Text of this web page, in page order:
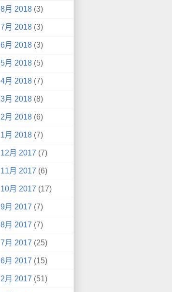
8月 2018 (3)
7月 2018 (3)
6月 2018 (3)
5月 2018 (5)
4月 2018 (7)
3月 2018 (8)
2月 2018 (6)
1月 2018 (7)
12月 2017 (7)
11月 2017 (6)
10月 2017 (17)
9月 2017 (7)
8月 2017 (7)
7月 2017 (25)
6月 2017 (15)
2月 2017 (51)